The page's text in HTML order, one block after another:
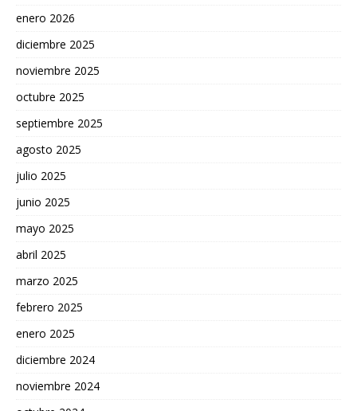
enero 2026
diciembre 2025
noviembre 2025
octubre 2025
septiembre 2025
agosto 2025
julio 2025
junio 2025
mayo 2025
abril 2025
marzo 2025
febrero 2025
enero 2025
diciembre 2024
noviembre 2024